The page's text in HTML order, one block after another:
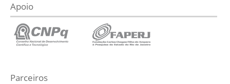
Apoio
Parceiros